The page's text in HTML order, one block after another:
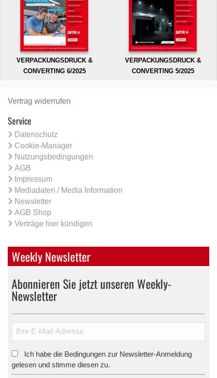
VERPACKUNGSDRUCK &
CONVERTING 6/2025
VERPACKUNGSDRUCK &
CONVERTING 5/2025
Vertrag widerrufen
Service
Datenschutz
Cookie-Manager
Nutzungsbedingungen
AGB
Impressum
Mediadaten / Media Information
Newsletter
AGB Shop
Verträge hier kündigen
Weekly Newsletter
Abonnieren Sie jetzt unseren Weekly-
Newsletter
Ich habe die Bedingungen zur Newsletter-Anmeldung
gelesen und stimme diesen zu.